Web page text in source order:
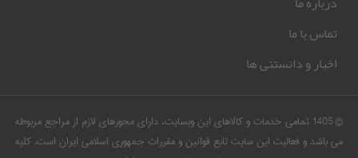
تماس با ما
اخبار و دانستنی ها
© 1405 تمامی خدمات و کالاهای این وبسایت، دارای مجوزهای لازم از مراجع مربوطه
می باشد و فعالیت این سایت تابع قوانین و مقررات جمهوری اسلامی ایران است. کلیه